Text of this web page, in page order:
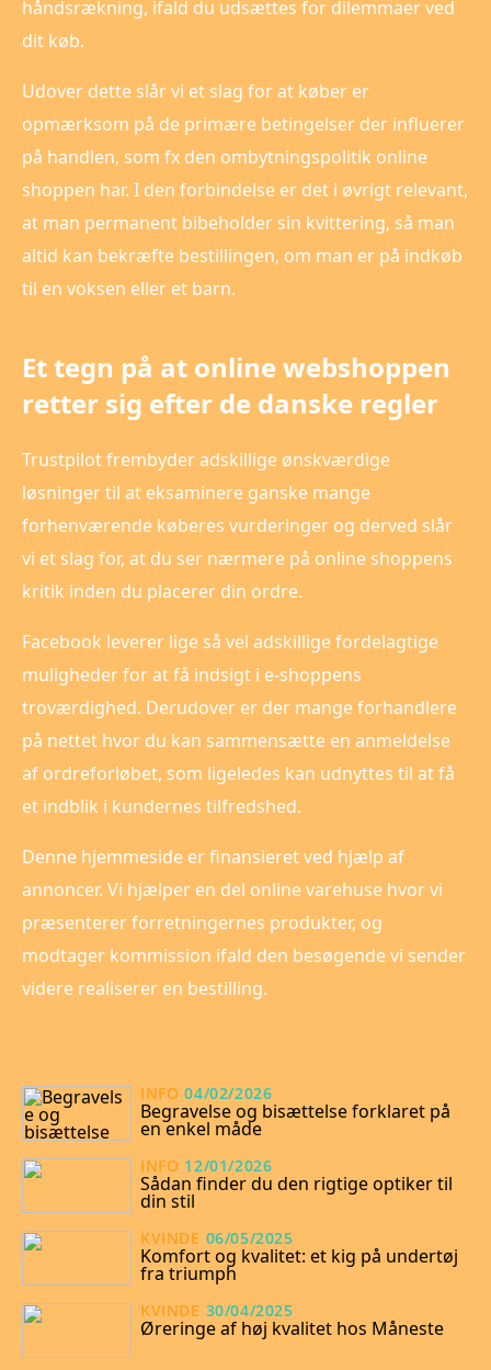
håndsrækning, ifald du udsættes for dilemmaer ved
dit køb.
Udover dette slår vi et slag for at køber er
opmærksom på de primære betingelser der influerer
på handlen, som fx den ombytningspolitik online
shoppen har. I den forbindelse er det i øvrigt relevant,
at man permanent bibeholder sin kvittering, så man
altid kan bekræfte bestillingen, om man er på indkøb
til en voksen eller et barn.
Et tegn på at online webshoppen
retter sig efter de danske regler
Trustpilot frembyder adskillige ønskværdige
løsninger til at eksaminere ganske mange
forhenværende køberes vurderinger og derved slår
vi et slag for, at du ser nærmere på online shoppens
kritik inden du placerer din ordre.
Facebook leverer lige så vel adskillige fordelagtige
muligheder for at få indsigt i e-shoppens
troværdighed. Derudover er der mange forhandlere
på nettet hvor du kan sammensætte en anmeldelse
af ordreforløbet, som ligeledes kan udnyttes til at få
et indblik i kundernes tilfredshed.
Denne hjemmeside er finansieret ved hjælp af
annoncer. Vi hjælper en del online varehuse hvor vi
præsenterer forretningernes produkter, og
modtager kommission ifald den besøgende vi sender
videre realiserer en bestilling.
INFO 04/02/2026
Begravelse og bisættelse forklaret på
en enkel måde
INFO 12/01/2026
Sådan finder du den rigtige optiker til
din stil
KVINDE 06/05/2025
Komfort og kvalitet: et kig på undertøj
fra triumph
KVINDE 30/04/2025
Øreringe af høj kvalitet hos Måneste